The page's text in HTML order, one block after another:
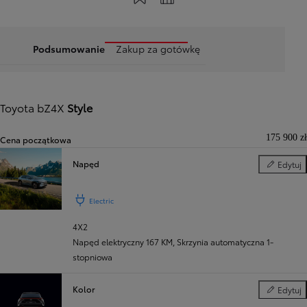
Podsumowanie Zakup za gotówkę
Toyota bZ4X Style
Cena początkowa 175 900 zł
Napęd Edytuj
Napęd
Electric
4X2
Napęd elektryczny 167 KM Skrzynia automatyczna 1-
stopniowa
Kolor Edytuj
Kolor